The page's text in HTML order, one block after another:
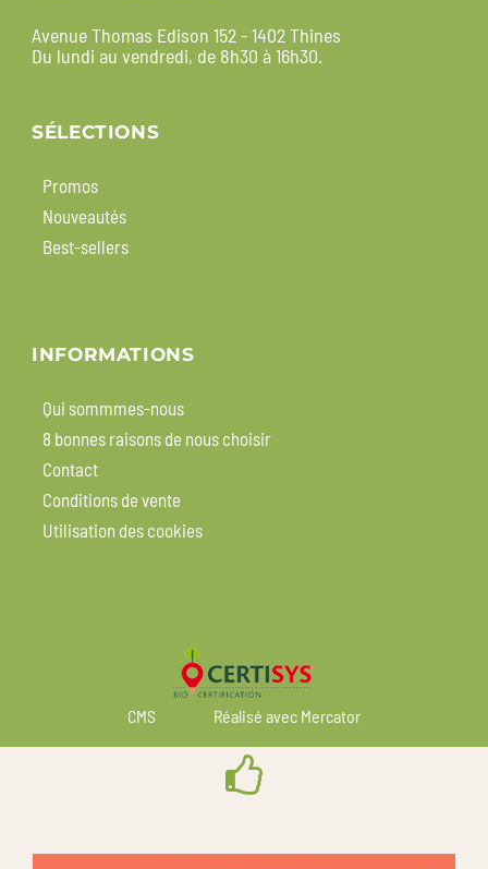
Avenue Thomas Edison 152 - 1402 Thines
Du lundi au vendredi, de 8h30 à 16h30.
SÉLECTIONS
Promos
Nouveautés
Best-sellers
INFORMATIONS
Qui sommmes-nous
8 bonnes raisons de nous choisir
Contact
Conditions de vente
Utilisation des cookies
CMS Réalisé avec Mercator